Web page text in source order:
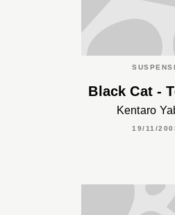
Black Cat -
Kentaro
19/11/